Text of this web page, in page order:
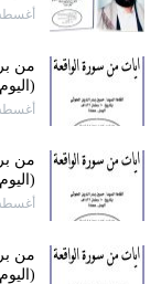
أغسطس 8,
من
أغسطس 6,
من
أغسطس 5,
من